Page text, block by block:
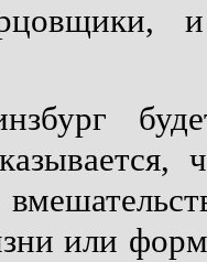
и
или